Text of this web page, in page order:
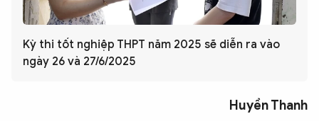
Kỳ thi tốt nghiệp THPT năm 2025 sẽ diễn ra vào
ngày 26 và 27/6/2025
Huyền Thanh